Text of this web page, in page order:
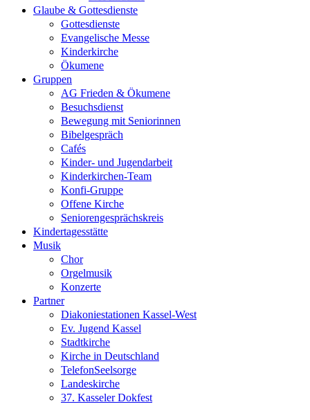
Glaube & Gottesdienste
Gottesdienste
Evangelische Messe
Kinderkirche
Ökumene
Gruppen
AG Frieden & Ökumene
Besuchsdienst
Bewegung mit Seniorinnen
Bibelgespräch
Cafés
Kinder- und Jugendarbeit
Kinderkirchen-Team
Konfi-Gruppe
Offene Kirche
Seniorengesprächskreis
Kindertagesstätte
Musik
Chor
Orgelmusik
Konzerte
Partner
Diakoniestationen Kassel-West
Ev. Jugend Kassel
Stadtkirche
Kirche in Deutschland
TelefonSeelsorge
Landeskirche
37. Kasseler Dokfest